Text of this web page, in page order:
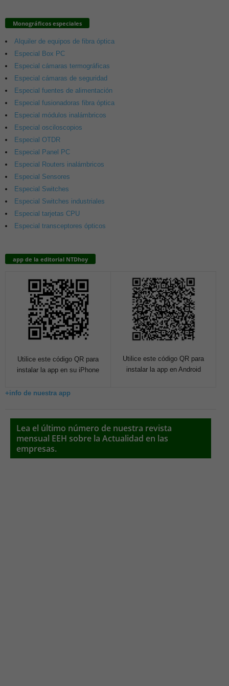
Monográficos especiales
Alquiler de equipos de fibra óptica
Especial Box PC
Especial cámaras termográficas
Especial cámaras de seguridad
Especial fuentes de alimentación
Especial fusionadoras fibra óptica
Especial módulos inalámbricos
Especial osciloscopios
Especial OTDR
Especial Panel PC
Especial Routers inalámbricos
Especial Sensores
Especial Switches
Especial Switches industriales
Especial tarjetas CPU
Especial transceptores ópticos
app de la editorial NTDhoy
Utilice este código QR para
instalar la app en su iPhone
Utilice este código QR para
instalar la app en Android
+info de nuestra app
Lea el último número de nuestra revista
mensual EEH sobre la Actualidad en las
empresas.